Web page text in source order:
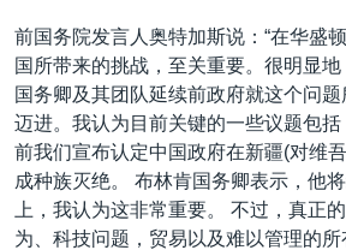
前国务院发言人奥特加斯说：“在华盛
国所带来的挑战，至关重要。很明显
国务卿及其团队延续前政府就这个问
迈进。我认为目前关键的一些议题包
前我们宣布认定中国政府在新疆(对维
成种族灭绝。 布林肯国务卿表示，他
上，我认为这非常重要。 不过，真正
为、科技问题，贸易以及难以管理的所